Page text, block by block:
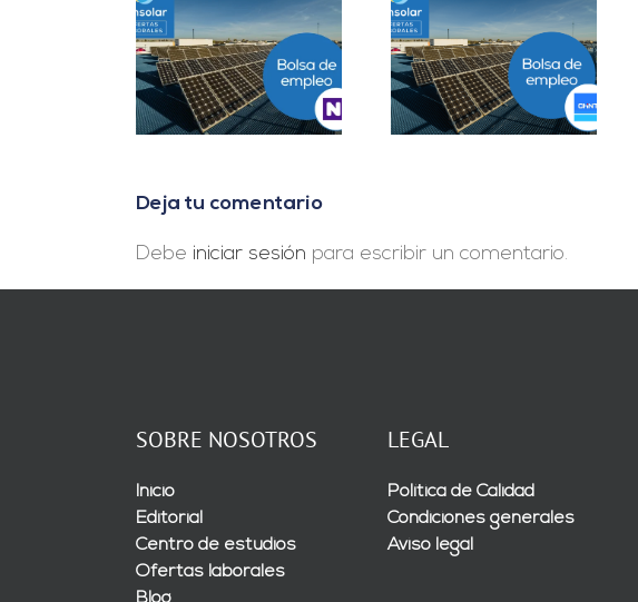
Project Manager en
Madrid
Prácticas
Departamento
Ingeniería B2B en
Sevilla
Deja tu comentario
Debe iniciar sesión para escribir un comentario.
SOBRE NOSOTROS
Inicio
Editorial
Centro de estudios
Ofertas laborales
Blog
LEGAL
Política de Calidad
Condiciones generales
Aviso legal